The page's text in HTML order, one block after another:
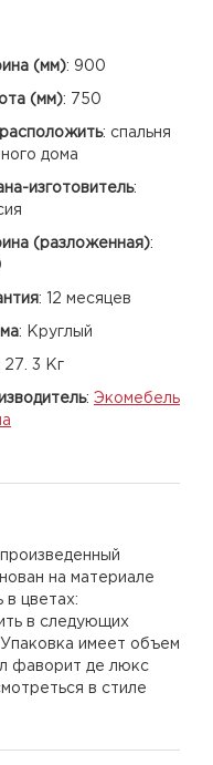
(мм): 900
(мм): 750
расположить: спальня
дома
изготовитель:
(разложенная):
: 12 месяцев
: Круглый
27. 3 Кг
: Экомебель
на материале
в цветах:
в следующих
Упаковка имеет объем
фаворит де люкс
в стиле